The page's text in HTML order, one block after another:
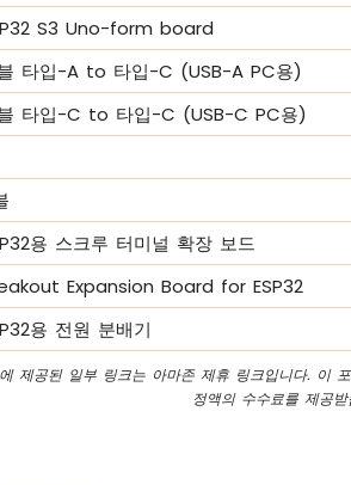
S3 Uno-form board
타입-A to 타입-C (USB-A PC용)
타입-C to 타입-C (USB-C PC용)
용 스크루 터미널 확장 보드
Expansion Board for ESP32
용 전원 분배기
제공된 일부 링크는 아마존 제휴 링크입니다. 이
정액의 수수료를 제공받